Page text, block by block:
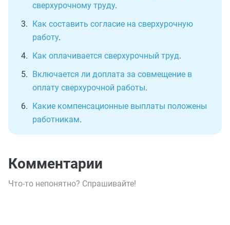
сверхурочному труду.
Как составить согласие на сверхурочную
работу.
Как оплачивается сверхурочный труд.
Включается ли доплата за совмещение в
оплату сверхурочной работы.
Какие компенсационные выплаты положены
работникам.
Комментарии
Что-то непонятно? Спрашивайте!